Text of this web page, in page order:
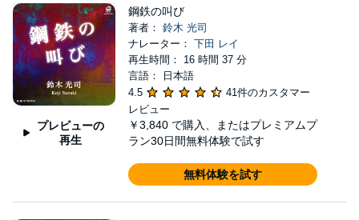
プレビューの
再生
鋼鉄の叫び
著者： 鈴木 光司
ナレーター： 下田 レイ
再生時間： 16 時間 37 分
言語： 日本語
4.5
41件のカスタマー
レビュー
￥3,840 で購入、またはプレミアムプ
ラン30日間無料体験で試す
無料体験を試す